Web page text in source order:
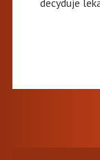
decyduje